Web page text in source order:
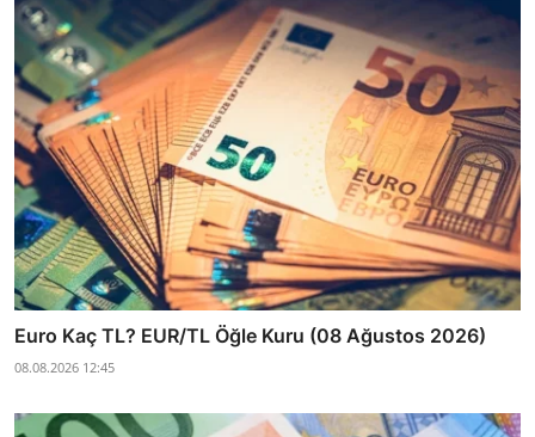
Euro Kaç TL? EUR/TL Öğle Kuru (08 Ağustos 2026)
08.08.2026 12:45